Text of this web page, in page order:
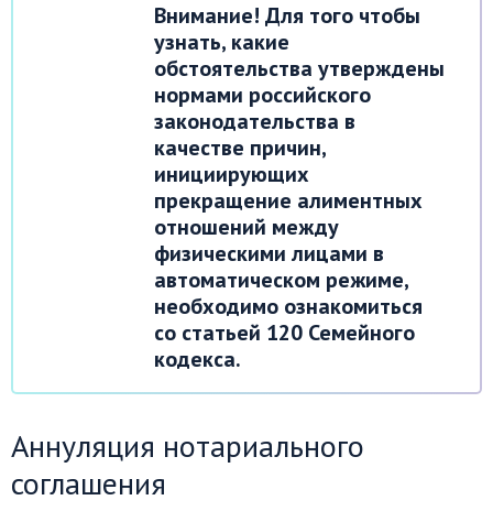
Внимание! Для того чтобы
узнать, какие
обстоятельства утверждены
нормами российского
законодательства в
качестве причин,
инициирующих
прекращение алиментных
отношений между
физическими лицами в
автоматическом режиме,
необходимо ознакомиться
со статьей 120 Семейного
кодекса.
Аннуляция нотариального
соглашения